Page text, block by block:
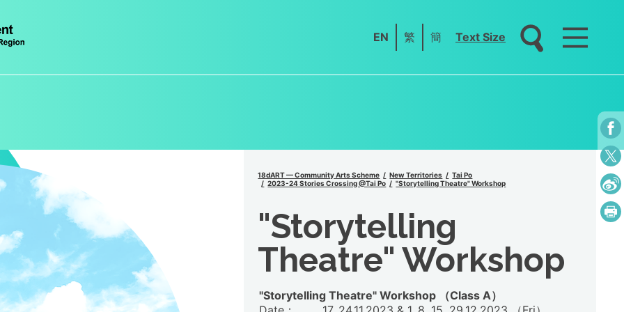
EN 繁 簡 Text Size
18dART — Community Arts Scheme New Territories
Tai Po
2023-24 Stories Crossing @Tai Po
"Storytelling Theatre" Workshop
"Storytelling
Theatre" Workshop
"Storytelling Theatre" Workshop （Class A）